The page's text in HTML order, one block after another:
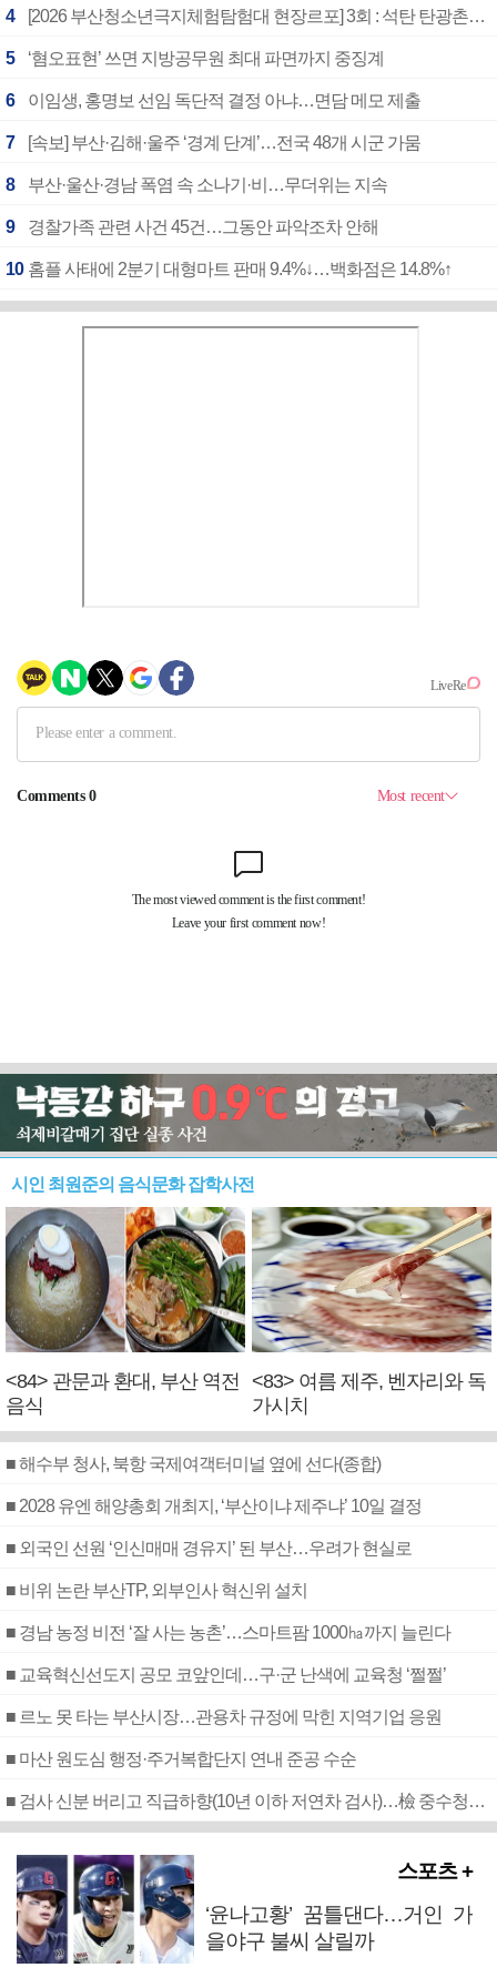
4 [2026 부산청소년극지체험탐험대 현장르포] 3회 : 석탄 탄광촌에서 북극 연구의 중심지로
5 ‘혐오표현’ 쓰면 지방공무원 최대 파면까지 중징계
6 이임생, 홍명보 선임 독단적 결정 아냐…면담 메모 제출
7 [속보] 부산·김해·울주 ‘경계 단계’…전국 48개 시군 가뭄
8 부산·울산·경남 폭염 속 소나기·비…무더위는 지속
9 경찰가족 관련 사건 45건…그동안 파악조차 안해
10 홈플 사태에 2분기 대형마트 판매 9.4%↓…백화점은 14.8%↑
시인 최원준의 음식문화 잡학사전
<84> 관문과 환대, 부산 역전
음식
<83> 여름 제주, 벤자리와 독
가시치
■ 해수부 청사, 북항 국제여객터미널 옆에 선다(종합)
■ 2028 유엔 해양총회 개최지, ‘부산이냐 제주냐’ 10일 결정
■ 외국인 선원 ‘인신매매 경유지’ 된 부산…우려가 현실로
■ 비위 논란 부산TP, 외부인사 혁신위 설치
■ 경남 농정 비전 ‘잘 사는 농촌’…스마트팜 1000㏊까지 늘린다
■ 교육혁신선도지 공모 코앞인데…구·군 난색에 교육청 ‘쩔쩔’
■ 르노 못 타는 부산시장…관용차 규정에 막힌 지역기업 응원
■ 마산 원도심 행정·주거복합단지 연내 준공 수순
■ 검사 신분 버리고 직급하향(10년 이하 저연차 검사)…檢 중수청행 기피
스포츠 +
‘윤나고황’ 꿈틀댄다…거인 가
을야구 불씨 살릴까